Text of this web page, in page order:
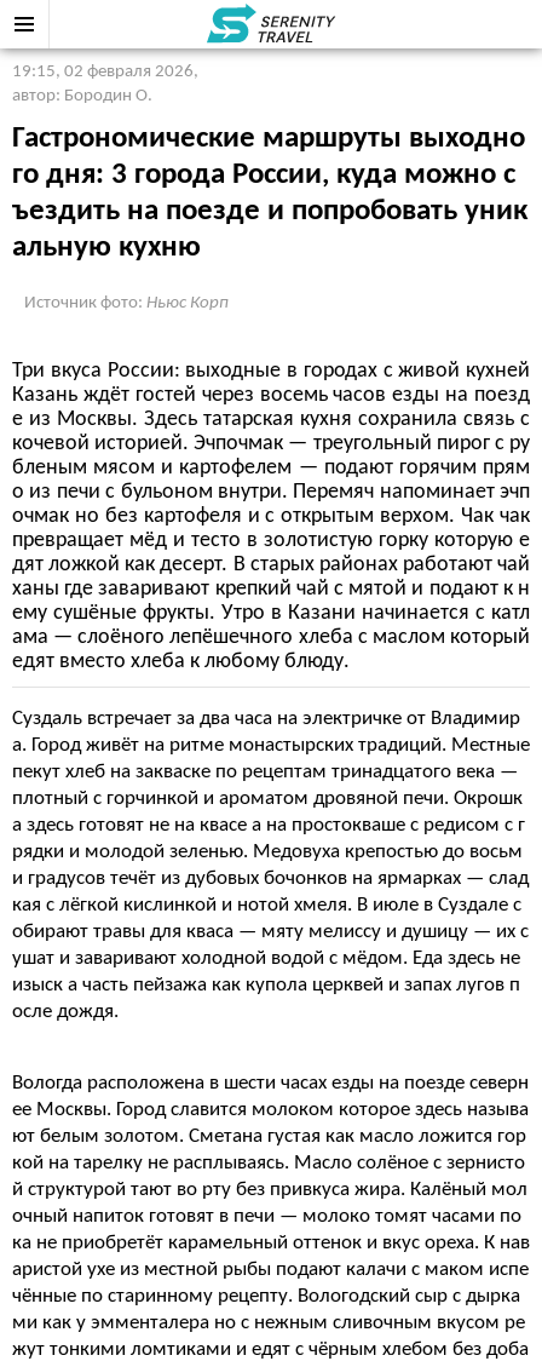
19:15, 02 февраля 2026,
автор: Бородин О.
Гастрономические маршруты выходно
го дня: 3 города России, куда можно с
ъездить на поезде и попробовать уник
альную кухню
Источник фото: Ньюс Корп
Три вкуса России: выходные в городах с живой кухней
Казань ждёт гостей через восемь часов езды на поезд
е из Москвы. Здесь татарская кухня сохранила связь с
кочевой историей. Эчпочмак — треугольный пирог с ру
бленым мясом и картофелем — подают горячим прям
о из печи с бульоном внутри. Перемяч напоминает эчп
очмак но без картофеля и с открытым верхом. Чак чак
превращает мёд и тесто в золотистую горку которую е
дят ложкой как десерт. В старых районах работают чай
ханы где заваривают крепкий чай с мятой и подают к н
ему сушёные фрукты. Утро в Казани начинается с катл
ама — слоёного лепёшечного хлеба с маслом который
едят вместо хлеба к любому блюду.
Суздаль встречает за два часа на электричке от Владимир
а. Город живёт на ритме монастырских традиций. Местные
пекут хлеб на закваске по рецептам тринадцатого века —
плотный с горчинкой и ароматом дровяной печи. Окрошк
а здесь готовят не на квасе а на простокваше с редисом с г
рядки и молодой зеленью. Медовуха крепостью до восьм
и градусов течёт из дубовых бочонков на ярмарках — слад
кая с лёгкой кислинкой и нотой хмеля. В июле в Суздале с
обирают травы для кваса — мяту мелиссу и душицу — их с
ушат и заваривают холодной водой с мёдом. Еда здесь не
изыск а часть пейзажа как купола церквей и запах лугов п
осле дождя.
Вологда расположена в шести часах езды на поезде северн
ее Москвы. Город славится молоком которое здесь называ
ют белым золотом. Сметана густая как масло ложится гор
кой на тарелку не расплываясь. Масло солёное с зернисто
й структурой тают во рту без привкуса жира. Калёный мол
очный напиток готовят в печи — молоко томят часами по
ка не приобретёт карамельный оттенок и вкус ореха. К нав
аристой ухе из местной рыбы подают калачи с маком испе
чённые по старинному рецепту. Вологодский сыр с дырка
ми как у эмменталера но с нежным сливочным вкусом ре
жут тонкими ломтиками и едят с чёрным хлебом без доба